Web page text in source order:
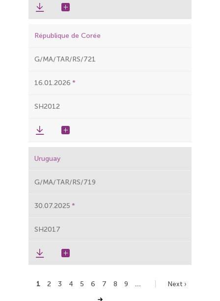
République de Corée
G/MA/TAR/RS/721
16.01.2026
SH2012
Uruguay
G/MA/TAR/RS/719
30.07.2025
SH2017
Pagination
Page
1 Page
2 Page
3 Page
4 Page
5 Page
6 Page
7 Page
8 Page
9 …
Page
Next ›